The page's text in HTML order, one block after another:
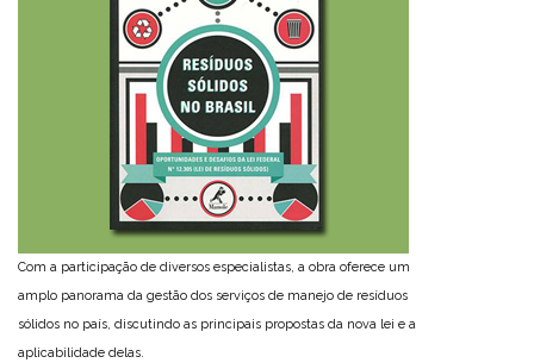
Com a participação de diversos especialistas, a obra oferece um
amplo panorama da gestão dos serviços de manejo de resíduos
sólidos no país, discutindo as principais propostas da nova lei e a
aplicabilidade delas.